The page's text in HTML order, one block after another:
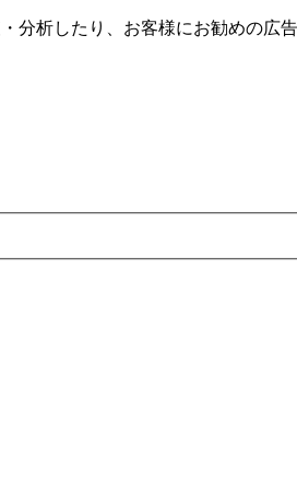
分析したり、お客様にお勧めの広